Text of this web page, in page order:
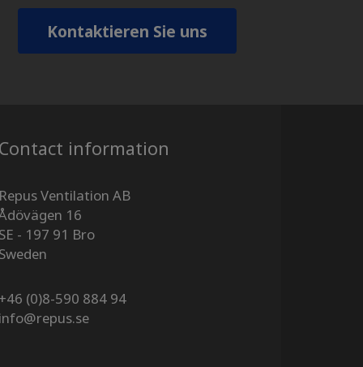
Kontaktieren Sie uns
Contact information
Repus Ventilation AB
16
SE - 197 91 Bro
​​​​​​​Sweden
+46 (0)8-590 884 94
info@repus.se